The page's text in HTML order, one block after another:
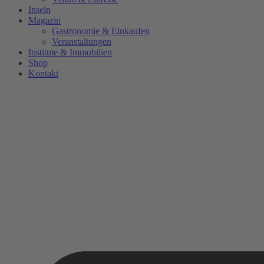
Inseln
Magazin
Gastronomie & Einkaufen
Veranstaltungen
Institute & Immobilien
Shop
Kontakt